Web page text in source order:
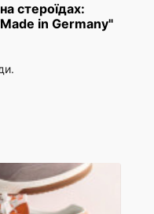
стероїдах:
in Germany"